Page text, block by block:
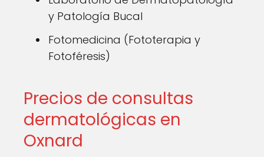
y Patología Bucal
Fotomedicina (Fototerapia y
Fotoféresis)
Precios de consultas
dermatológicas en
Oxnard